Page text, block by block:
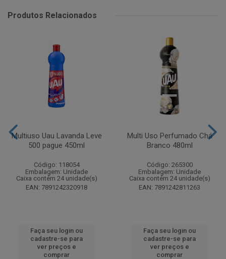
Produtos Relacionados
Multiuso Uau Lavanda Leve
500 pague 450ml
Código: 118054
Embalagem: Unidade
Caixa contém 24 unidade(s)
EAN: 7891242320918
Faça seu login ou
cadastre-se para
ver preços e
comprar
Multi Uso Perfumado Chá
Branco 480ml
Código: 265300
Embalagem: Unidade
Caixa contém 24 unidade(s)
EAN: 7891242811263
Faça seu login ou
cadastre-se para
ver preços e
comprar